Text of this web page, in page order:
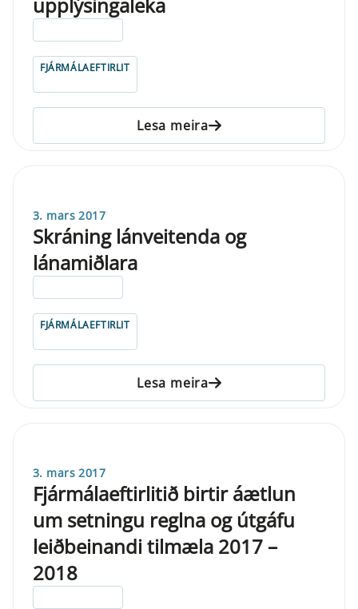
FJÁRMÁLAEFTIRLIT
Lesa meira
3. mars 2017
Skráning lánveitenda og
lánamiðlara
FJÁRMÁLAEFTIRLIT
Lesa meira
3. mars 2017
Fjármálaeftirlitið birtir áætlun
um setningu reglna og útgáfu
leiðbeinandi tilmæla 2017 –
2018